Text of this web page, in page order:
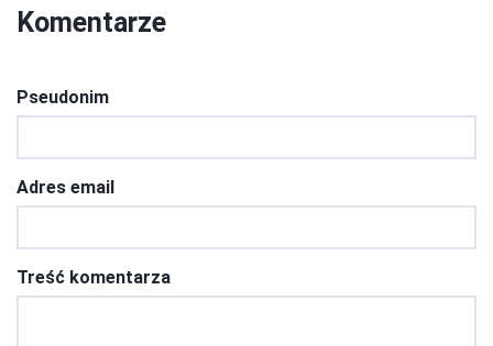
Komentarze
Pseudonim
Adres email
Treść komentarza